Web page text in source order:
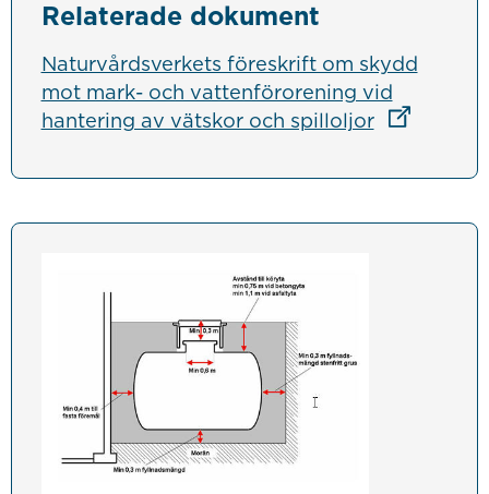
Relaterade dokument
Naturvårdsverkets föreskrift om skydd
mot mark- och vattenförorening vid
hantering av vätskor och spilloljorLänk till